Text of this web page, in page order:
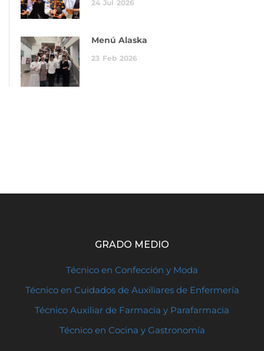
24 Jul 2026
Menú Alaska
23 Feb 2026
GRADO MEDIO
Técnico en Confección y Moda
Técnico en Cuidados de Auxiliares de Enfermería
Técnico Auxiliar de Farmacia y Parafarmacia
Técnico en Cocina y Gastronomía